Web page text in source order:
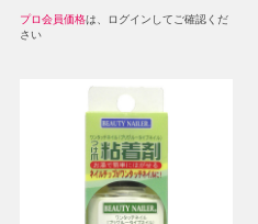
プロ会員価格は、ログインしてご確認くだ
さい